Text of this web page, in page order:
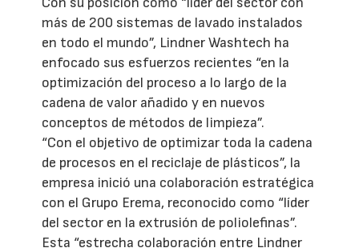
más de 200 sistemas de lavado instalados
en todo el mundo”, Lindner Washtech ha
enfocado sus esfuerzos recientes “en la
optimización del proceso a lo largo de la
cadena de valor añadido y en nuevos
conceptos de métodos de limpieza”.
“Con el objetivo de optimizar toda la cadena
de procesos en el reciclaje de plásticos”, la
empresa inició una colaboración estratégica
con el Grupo Erema, reconocido como “líder
del sector en la extrusión de poliolefinas”.
Esta “estrecha colaboración entre Lindner